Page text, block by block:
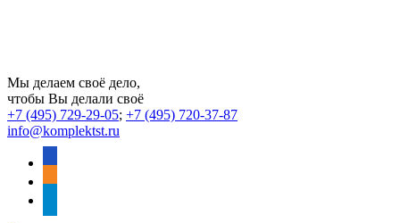
Мы делаем своё дело,
чтобы Вы делали своё
+7 (495) 729-29-05; +7 (495) 720-37-87
info@komplektst.ru